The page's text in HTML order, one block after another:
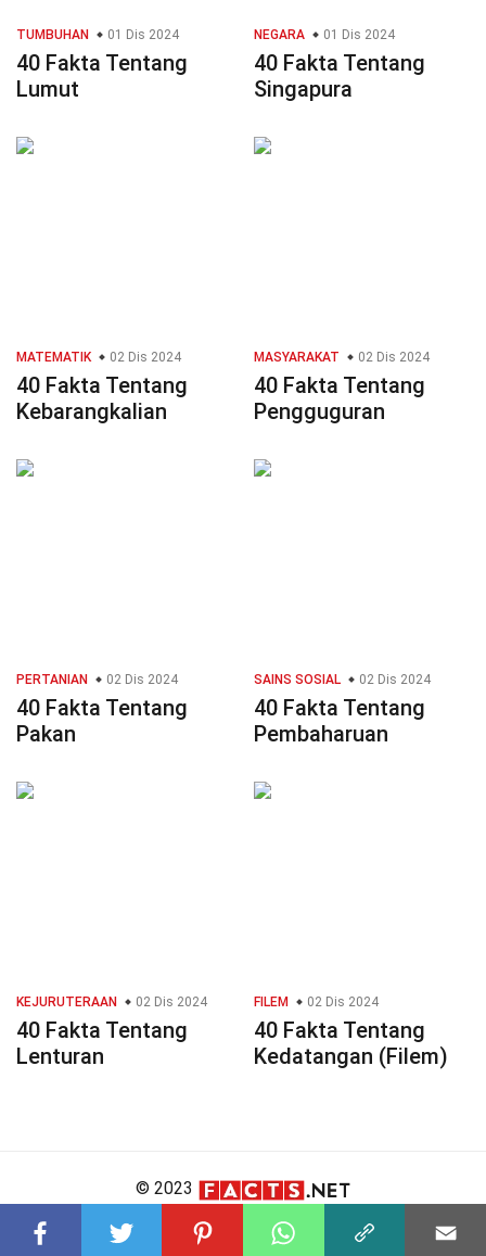
TUMBUHAN 01 Dis 2024
40 Fakta Tentang
Lumut
NEGARA 01 Dis 2024
40 Fakta Tentang
Singapura
MATEMATIK 02 Dis 2024
40 Fakta Tentang
Kebarangkalian
MASYARAKAT 02 Dis 2024
40 Fakta Tentang
Pengguguran
PERTANIAN 02 Dis 2024
40 Fakta Tentang
Pakan
SAINS SOSIAL 02 Dis 2024
40 Fakta Tentang
Pembaharuan
KEJURUTERAAN 02 Dis 2024
40 Fakta Tentang
Lenturan
FILEM 02 Dis 2024
40 Fakta Tentang
Kedatangan (Filem)
© 2023